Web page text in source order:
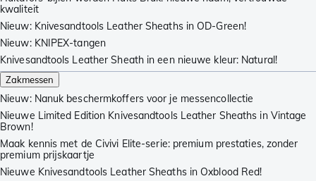
kwaliteit
Nieuw: Knivesandtools Leather Sheaths in OD-Green!
Nieuw: KNIPEX-tangen
Knivesandtools Leather Sheath in een nieuwe kleur: Natural!
Zakmessen
Nieuw: Nanuk beschermkoffers voor je messencollectie
Nieuwe Limited Edition Knivesandtools Leather Sheaths in Vintage
Brown!
Maak kennis met de Civivi Elite-serie: premium prestaties, zonder
premium prijskaartje
Nieuwe Knivesandtools Leather Sheaths in Oxblood Red!